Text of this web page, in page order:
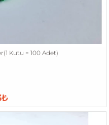
Kutu = 100 Adet)